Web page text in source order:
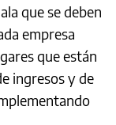
que se deben
empresa
que están
ingresos y de